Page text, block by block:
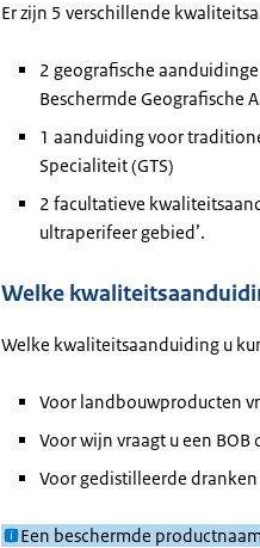
Er zijn 5 verschillende
2 geografische
Beschermde Geografische
1 aanduiding voor
Specialiteit (GTS)
2 facultatieve
ultraperifeer gebied’.
Welke
Welke kwaliteitsaanduiding u
Voor landbouwproducten
Voor wijn vraagt u een BOB
Voor gedistilleerde
Een beschermde